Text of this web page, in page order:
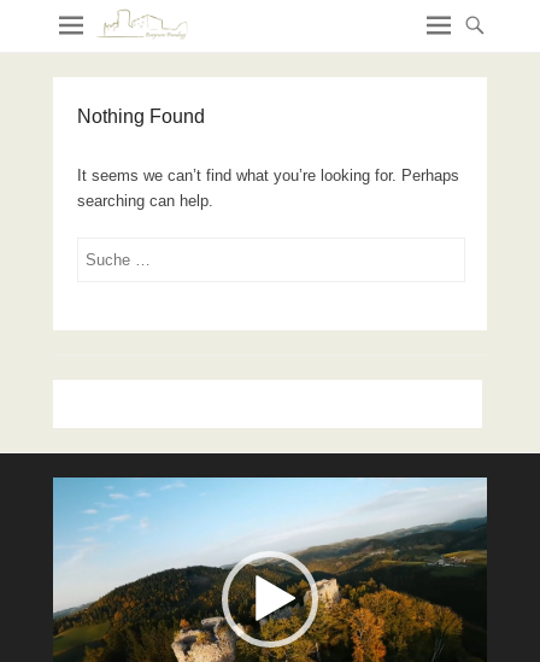
Nothing Found
It seems we can’t find what you’re looking for. Perhaps
searching can help.
Search
Player